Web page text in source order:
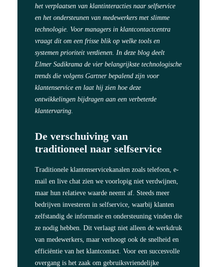
het verplaatsen van klantinteracties naar selfservice
en het ondersteunen van medewerkers met slimme
technologie. Voor managers in klantcontactcentra
vraagt dit om een frisse blik op welke tools en
systemen prioriteit verdienen. In deze blog deelt
Elmer Sadikrama de vier belangrijkste technologische
trends die volgens Gartnerbepalend zijn voor
klantenservice en laat hij zien hoe deze
ontwikkelingen bijdragen aan een verbeterde
klantervaring.
De verschuiving van
traditioneel naar selfservice
Traditionele klantenservicekanalen zoals telefoon, e-
mail en live chat zien we voorlopig niet verdwijnen,
maar hun relatieve waarde neemt af. Steeds meer
bedrijven investeren in selfservice, waarbij klanten
zelfstandig de informatie en ondersteuning vinden die
ze nodig hebben. Dit verlaagt niet alleen de werkdruk
van medewerkers, maar verhoogt ook de snelheid en
efficiëntie van het klantcontact. Voor een succesvolle
overgang is het zaak om gebruiksvriendelijke